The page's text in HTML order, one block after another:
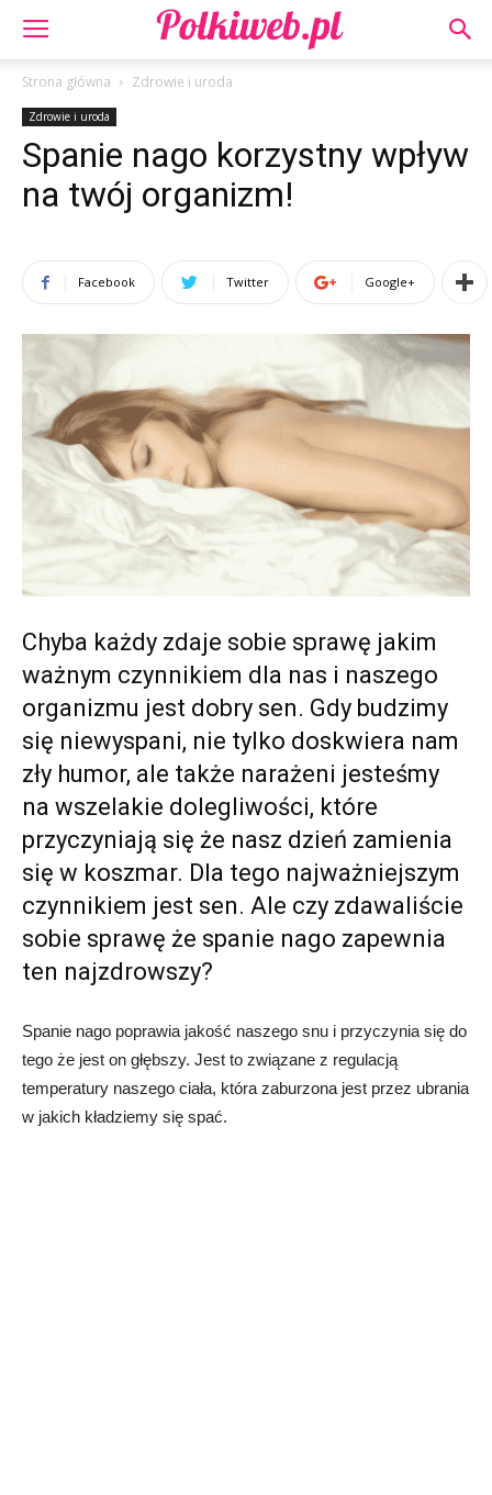
Strona główna Zdrowie i uroda
Zdrowie i uroda
Spanie nago korzystny wpływ
na twój organizm!
Facebook Twitter Google+
Chyba każdy zdaje sobie sprawę jakim
ważnym czynnikiem dla nas i naszego
organizmu jest dobry sen. Gdy budzimy
się niewyspani, nie tylko doskwiera nam
zły humor, ale także narażeni jesteśmy
na wszelakie dolegliwości, które
przyczyniają się że nasz dzień zamienia
się w koszmar. Dla tego najważniejszym
czynnikiem jest sen. Ale czy zdawaliście
sobie sprawę że spanie nago zapewnia
ten najzdrowszy?
Spanie nago poprawia jakość naszego snu i przyczynia się do
tego że jest on głębszy. Jest to związane z regulacją
temperatury naszego ciała, która zaburzona jest przez ubrania
w jakich kładziemy się spać.